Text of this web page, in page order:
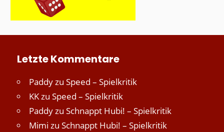
Letzte Kommentare
Paddyzu Speed – Spielkritik
KKzu Speed – Spielkritik
Paddyzu Schnappt Hubi! – Spielkritik
Mimi zu Schnappt Hubi! – Spielkritik